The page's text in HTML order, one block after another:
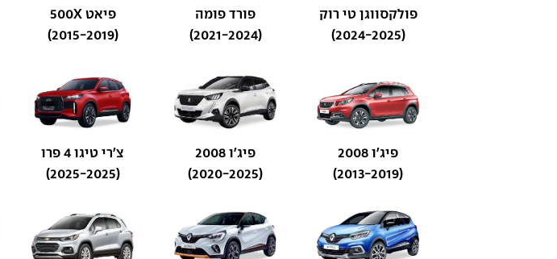
פולקסווגן טי רוק
(2024-2025)
פורד פומה
(2021-2024)
פיאט 500X
(2015-2019)
פיג'ו 2008
(2013-2019)
פיג'ו 2008
(2020-2025)
צ'רי טיגו 4 פרו
(2025-2025)